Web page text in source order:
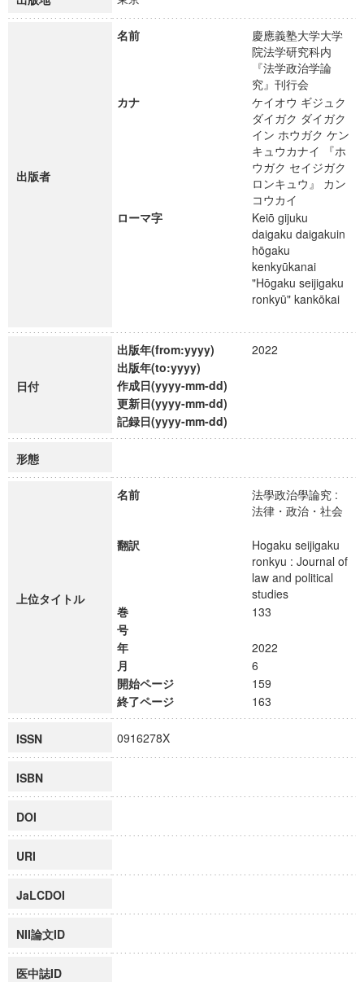
出版者
名前
慶應義塾大学大学
院法学研究科内
『法学政治学論
究』刊行会
カナ
ケイオウ ギジュク
ダイガク ダイガク
イン ホウガク ケン
キュウカナイ 『ホ
ウガク セイジガク
ロンキュウ』 カン
コウカイ
ローマ字
Keiō gijuku
daigaku daigakuin
hōgaku
kenkyūkanai
"Hōgaku seijigaku
ronkyū" kankōkai
日付
出版年(from:yyyy)
2022
出版年(to:yyyy)
作成日(yyyy-mm-dd)
更新日(yyyy-mm-dd)
記録日(yyyy-mm-dd)
形態
上位タイトル
名前
法學政治學論究 :
法律・政治・社会
翻訳
Hogaku seijigaku
ronkyu : Journal of
law and political
studies
巻
133
号
年
2022
月
6
開始ページ
159
終了ページ
163
ISSN 0916278X
ISBN
DOI
URI
JaLCDOI
NII論文ID
医中誌ID